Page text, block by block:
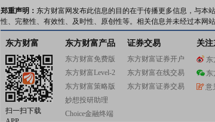
郑重声明： 东方财富网发布此信息的目的在于传播更多信息，与本
性、完整性、有效性、及时性、原创性等。相关信息并未经过本网
东方财富
扫一扫下载
东方财富产品
东方财富免费版
东方财富Level-2
东方财富策略版
妙想投研助理
Choice金融终端
证券交易
东方财富证券开户
东方财富在线交易
东方财富证券交易
关
东
东
意